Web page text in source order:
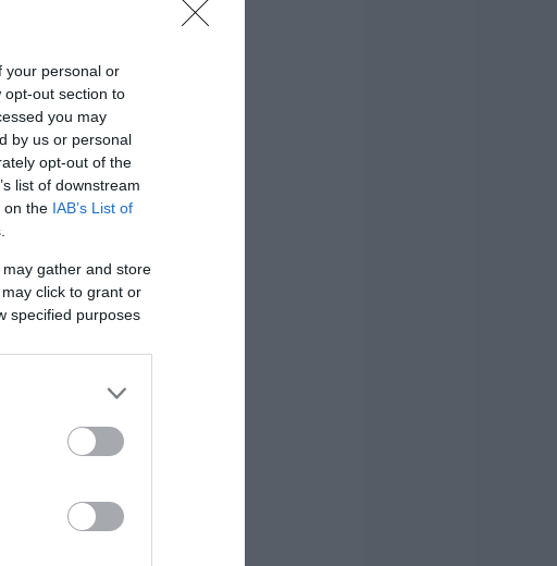
your personal or
opt-out section to
you may
by us or personal
opt-out of the
list of downstream
on the IAB’s List of
gather and store
click to grant or
specified purposes